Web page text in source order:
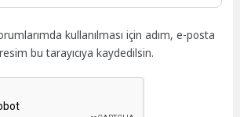
kullanılması için adım, e-posta
bu tarayıcıya kaydedilsin.